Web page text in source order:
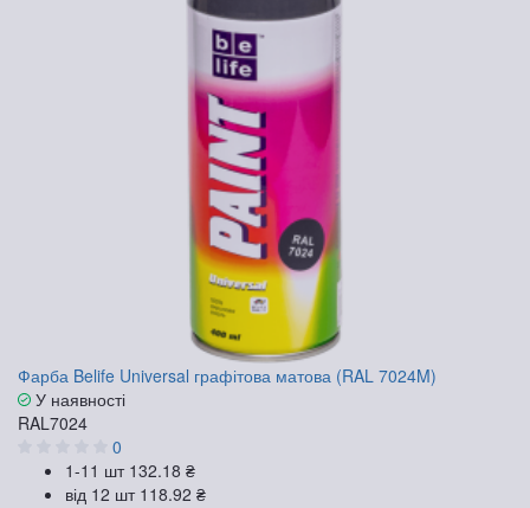
Фарба Belife Universal графітова матова (RAL 7024M)
У наявності
RAL7024
0
1-11 шт 132.18 ₴
від 12 шт 118.92 ₴